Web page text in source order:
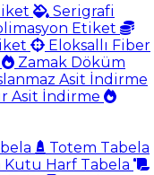
Serigrafi
Etiket
Eloksallı Fiber
Zamak Döküm
Asit İndirme
Asit İndirme
Totem Tabela
Kutu Harf Tabela